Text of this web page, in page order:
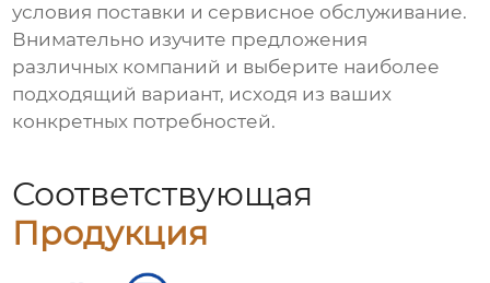
условия поставки и сервисное обслуживание.
Внимательно изучите предложения
различных компаний и выберите наиболее
подходящий вариант, исходя из ваших
конкретных потребностей.
Соответствующая
Продукция